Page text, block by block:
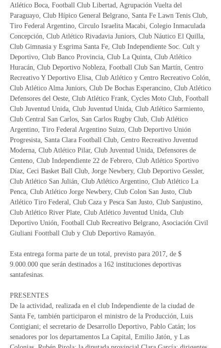
Atlético Boca, Football Club Libertad, Agrupación Vuelta del
Paraguayo, Club Hípico General Belgrano, Santa Fe Lawn Tenis Club,
Tiro Federal Argentino, Circulo Israelita Macabi, Colegio Inmaculada
Concepción, Club Atlético Rivadavia Juniors, Club Náutico El Quilla,
Club Gimnasia y Esgrima Santa Fe, Club Independiente Soc. Cult y
Deportivo, Club Banco Provincia, Club La Quinta, Club Atlético
Huracán, Club Deportivo Nobleza, Football Club San Martín, Centro
Recreativo Y Deportivo Elisa, Club Atlético y Centro Recreativo Colón,
Club Atlético Alma Juniors, Club De Bochas Esperancino, Club Atlético
Defensores del Oeste, Club Atlético Frank, Cycles Moto Club, Football
Club Juventud Unida, Club Juventud Unida, Club Atlético Sarmiento,
Club Central San Carlos, San Carlos Rugby Club, Club Atlético
Argentino, Tiro Federal Argentino Suizo, Club Deportivo Unión
Progresista, Santa Clara Football Club, Centro Recreativo Juventud
Moderna, Club Atlético Pilar, Club Juventud Unida, Defensores de
Centeno, Club Independiente 22 de Febrero, Club Atlético Sportivo
Díaz, Ceci Basket Ball Club, Jorge Newbery, Club Deportivo Gessler,
Club Atlético San Julián, Club Atlético Argentino, Club Atlético La
Penca, Club Atlético Jorge Newbery, Club Colon San Justo, Club
Atlético Tiro Federal, Club Caza y Pesca San Justo, Club Sanjustino,
Club Atlético River Plate, Club Atlético Juventud Unida, Club
Deportivo Unión, Football Club Recreativo Belgrano, Asociación Civil
Giuliani Foottball Club y Club Deportivo Ramayón.
Esta entrega forma parte de un total, previsto para 2017, de $
9.000.000 que serán destinados a 162 instituciones deportivas
santafesinas.
PRESENTES
De la actividad, realizada en el club Independiente de la ciudad de
Santa Fe, también participaron el ministro de la Producción, Luis
Contigiani; el secretario de Desarrollo Deportivo, Pablo Catán; los
senadores por los departamentos La Capital, Emilio Jatón, y Las